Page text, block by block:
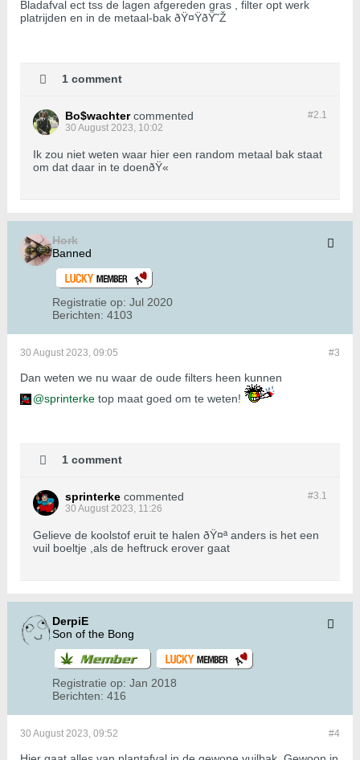
Bladafval ect tss de lagen afgereden gras , filter opt werk
platrijden en in de metaal-bak ðŸ¤ŸðŸ˜Ž
1 comment
#2.1
Bo$wachter commented
30 August 2023, 10:02
Ik zou niet weten waar hier een random metaal bak staat
om dat daar in te doenðŸ«
Hork
Banned
Registratie op: Jul 2020
Berichten: 4103
#3
30 August 2023, 09:05
Dan weten we nu waar de oude filters heen kunnen
sprinterke top maat goed om te weten!
1 comment
#3.1
sprinterke commented
30 August 2023, 11:26
Gelieve de koolstof eruit te halen ðŸ¤ª anders is het een
vuil boeltje ,als de heftruck erover gaat
DerpiE
Son of the Bong
Registratie op: Jan 2018
Berichten: 416
#4
30 August 2023, 09:52